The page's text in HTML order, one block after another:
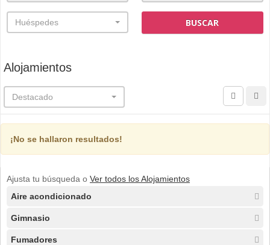
Huéspedes BUSCAR
Alojamientos
Destacado
¡No se hallaron resultados!
Ajusta tu búsqueda o Ver todos los Alojamientos
Aire acondicionado
Gimnasio
Fumadores